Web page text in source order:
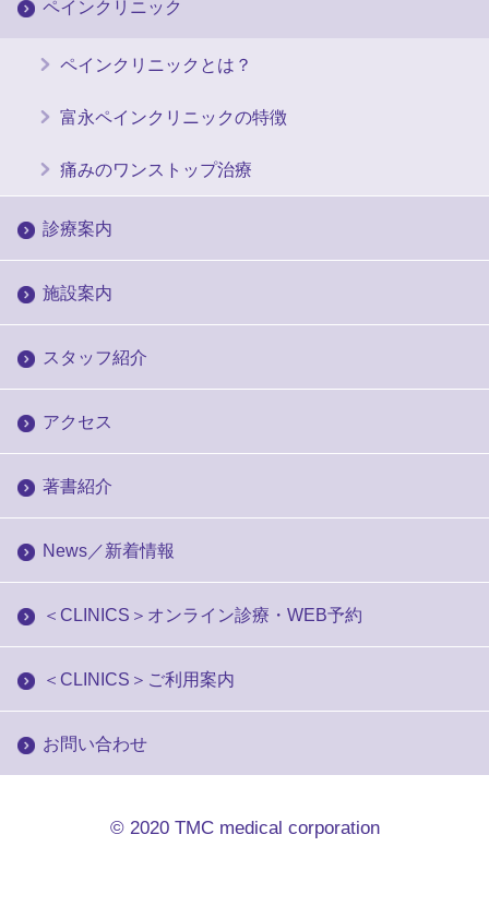
ペインクリニック
ペインクリニックとは？
富永ペインクリニックの特徴
痛みのワンストップ治療
診療案内
施設案内
スタッフ紹介
アクセス
著書紹介
News／新着情報
＜CLINICS＞オンライン診療・WEB予約
＜CLINICS＞ご利用案内
お問い合わせ
© 2020 TMC medical corporation